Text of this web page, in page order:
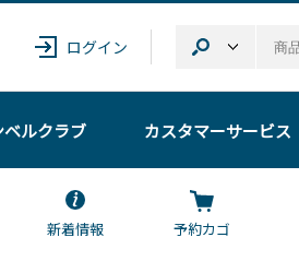
ログイン
ベルクラブ カスタマーサービス
新着情報 予約カゴ